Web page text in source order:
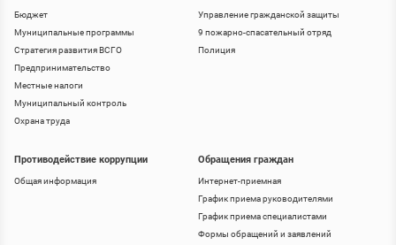
Бюджет
Муниципальные программы
Стратегия развития ВСГО
Предпринимательство
Местные налоги
Муниципальный контроль
Охрана труда
Управление гражданской защиты
9 пожарно-спасательный отряд
Полиция
Противодействие коррупции
Общая информация
Обращения граждан
Интернет-приемная
График приема руководителями
График приема специалистами
Формы обращений и заявлений